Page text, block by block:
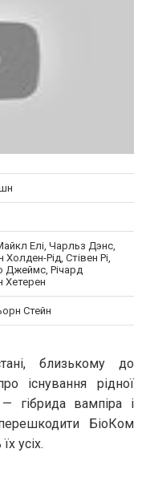
Елі, Чарльз Дэнс,
Холден-Рід, Стівен Рі,
Джеймс, Річард
Хетерен
Стейн
близькому до
існування рідної
— гібрида вампіра і
БіоКом
усіх.